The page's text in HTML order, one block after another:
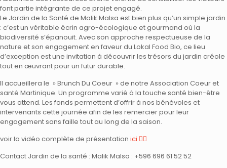
font partie intégrante de ce projet engagé.
Le Jardin de la Santé de Malik Malsa est bien plus qu’un simple jardin
: c’est un véritable écrin agro-écologique et gourmand où la
biodiversité s’épanouit. Avec son approche respectueuse de la
nature et son engagement en faveur du Lokal Food Bio, ce lieu
d’exception est une invitation à découvrir les trésors du jardin créole
tout en œuvrant pour un futur durable.
Il accueillera le » Brunch Du Coeur » de notre Association Coeur et
santé Martinique. Un programme varié à la touche santé bien-être
vous attend. Les fonds permettent d’offrir à nos bénévoles et
intervenants cette journée afin de les remercier pour leur
engagement sans faille tout au long de la saison.
voir la vidéo complète de présentation ici 👇🏼
Contact Jardin de la santé : Malik Malsa :‭ +596 696 61 52 52‬